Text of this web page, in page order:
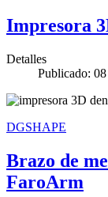
Impresora
Detalles
Publicado:
DGSHAPE
Brazo de
FaroArm